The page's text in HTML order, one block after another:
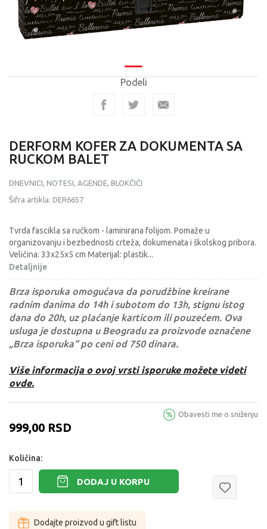
Podeli
DERFORM KOFER ZA DOKUMENTA SA
RUCKOM BALET
DNEVNICI, NOTESI, AGENDE, BLOKČIĆI
Šifra artikla: DER6657
Tvrda fascikla sa ručkom - laminirana folijom. Pomaže u
organizovanju i bezbednosti crteža, dokumenata i školskog pribora.
Veličina: 33x25x5 cm Materijal: plastik...
Detaljnije
Brza isporuka omogućava da porudžbine kreirane
radnim danima do 14h i subotom do 13h, stignu istog
dana do 20h, uz plaćanje karticom ili pouzećem. Ova
usluga je dostupna u Beogradu za proizvode označene
„Brza isporuka“ po ceni od 750 dinara.
Više informacija o ovoj vrsti isporuke možete videti
ovde.
999,00 RSD
Obavesti me o sniženju
Količina:
DODAJ U KORPU
Dodajte proizvod u gift listu